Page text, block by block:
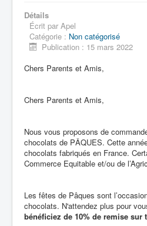
Détails
Écrit par Apel
Catégorie : Non catégorisé
Publication : 15 mars 2022
Chers Parents et Amis,
Chers Parents et Amis,
Nous vous proposons de
chocolats de PÂQUES. Cette
chocolats fabriqués en France.
Commerce Equitable et/ou de
Les fêtes de Pâques sont
chocolats. N'attendez plus pour
bénéficiez de 10% de remise sur